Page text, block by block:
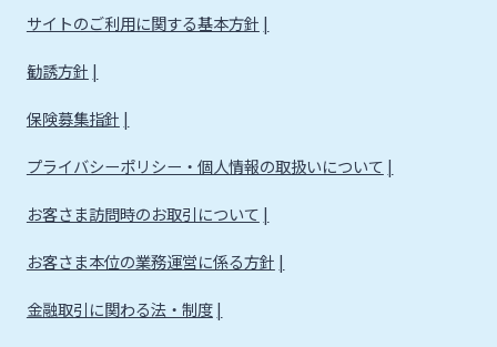
宮崎銀行について
採用情報
お問い合わせ先一覧
サイトのご利用に関する基本方針
勧誘方針
保険募集指針
プライバシーポリシー・個人情報の取扱いについて
お客さま訪問時のお取引について
お客さま本位の業務運営に係る方針
金融取引に関わる法・制度